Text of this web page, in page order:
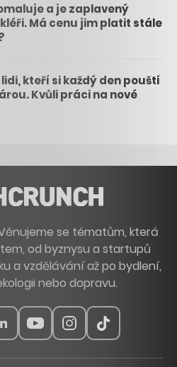
a je zaplavený
Má cenu jim platit stále
kteří si každý den pouští
Kvůli práci na nové
se tématům, která
od byznysu a startupů
a vzdělávání až po bydlení,
nebo dopravu.